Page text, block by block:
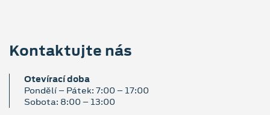
Kontaktujte nás
Otevírací doba
Pondělí – Pátek: 7:00 – 17:00
Sobota: 8:00 – 13:00